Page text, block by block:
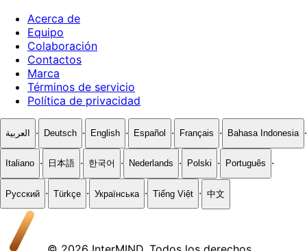
Acerca de
Equipo
Colaboración
Contactos
Marca
Términos de servicio
Política de privacidad
العربية · Deutsch · English · Español · Français · Bahasa Indonesia ·
Italiano · 日本語 · 한국어 · Nederlands · Polski · Português ·
Русский · Türkçe · Українська · Tiếng Việt · 中文